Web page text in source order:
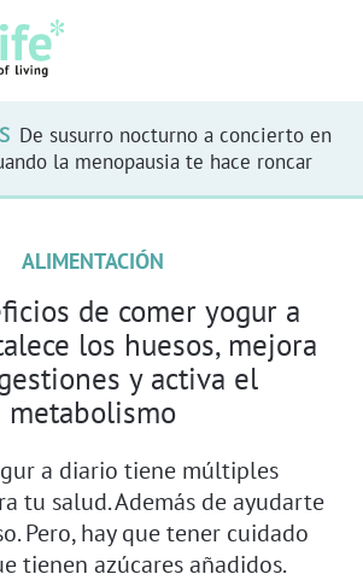
De susurro nocturno a concierto en
la menopausia te hace roncar
ALIMENTACIÓN
de comer yogur a
los huesos, mejora
y activa el
metabolismo
a diario tiene múltiples
tu salud. Además de ayudarte
Pero, hay que tener cuidado
tienen azúcares añadidos.